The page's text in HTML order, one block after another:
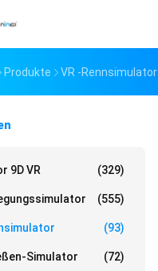
Produkte VR -Rennsimulator
9D VR (329)
(555)
(93)
Simulator (72)